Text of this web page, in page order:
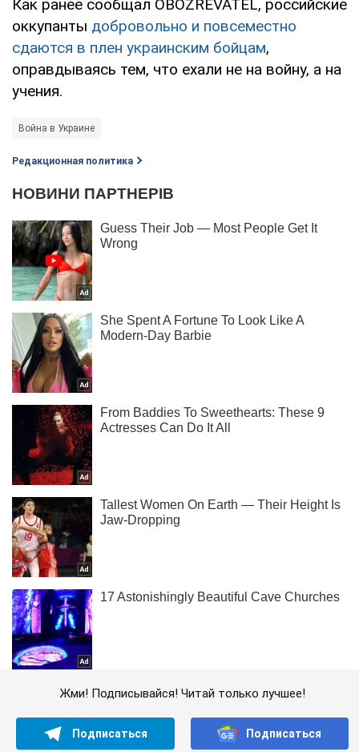
Как ранее сообщал OBOZREVATEL, российские
оккупанты добровольно и повсеместно
сдаются в плен украинским бойцам,
оправдываясь тем, что ехали не на войну, а на
учения.
Война в Украине
Редакционная политика
Жми! Подписывайся! Читай только лучшее!
Подписаться Подписаться